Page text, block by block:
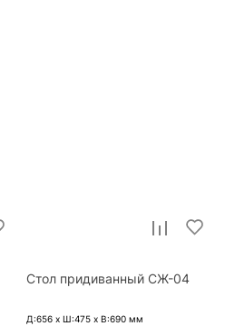
Стол придиванный СЖ-04
Д:656 x Ш:475 x В:690 мм